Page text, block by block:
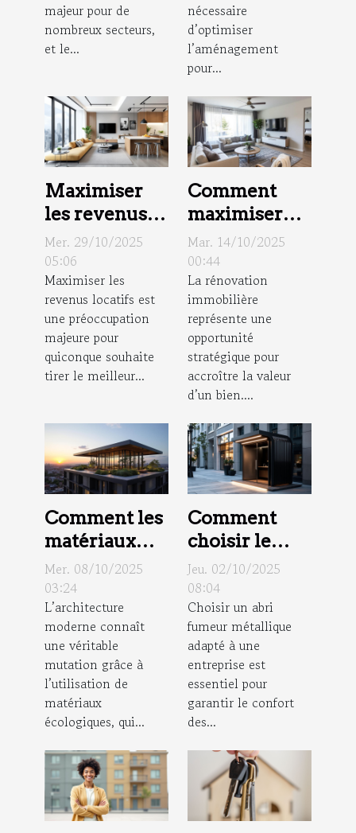
majeur pour de
nombreux secteurs,
et le...
nécessaire
d’optimiser
l’aménagement
pour...
Maximiser
les revenus
locatifs :
stratégies
éprouvées et
rentabilité
Mer. 29/10/2025
05:06
Maximiser les
revenus locatifs est
une préoccupation
majeure pour
quiconque souhaite
tirer le meilleur...
Comment
maximiser
l'efficacité
des
rénovations
pour
augmenter la
valeur
immobilière
?
Mar. 14/10/2025
00:44
La rénovation
immobilière
représente une
opportunité
stratégique pour
accroître la valeur
d’un bien....
Comment les
matériaux
écologiques
transforment
l'architecture
moderne ?
Mer. 08/10/2025
03:24
L’architecture
moderne connaît
une véritable
mutation grâce à
l’utilisation de
matériaux
écologiques, qui...
Comment
choisir le
meilleur abri
fumeur
métallique
pour votre
entreprise ?
Jeu. 02/10/2025
08:04
Choisir un abri
fumeur métallique
adapté à une
entreprise est
essentiel pour
garantir le confort
des...